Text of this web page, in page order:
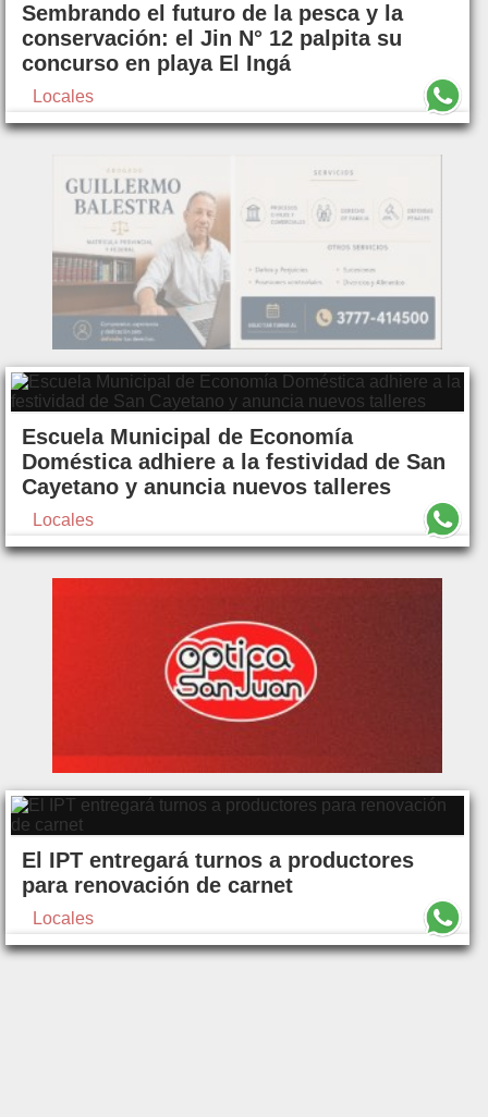
Sembrando el futuro de la pesca y la
conservación: el Jin N° 12 palpita su
concurso en playa El Ingá
Locales
Escuela Municipal de Economía
Doméstica adhiere a la festividad de San
Cayetano y anuncia nuevos talleres
Locales
El IPT entregará turnos a productores
para renovación de carnet
Locales